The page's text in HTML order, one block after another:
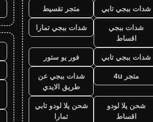
شدات ببجي تابي
متجر تقسيط
شدات ببجي
اقساط
شدات ببجي تمارا
شدات ببجي تابي
فور يو ستور
متجر 4u
شدات ببجي عن
طريق الايدي
شحن يلا لودو
اقساط
شحن يلا لودو تابي
تمارا